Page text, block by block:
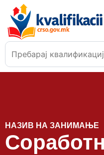
НАЗИВ НА ЗАНИМАЊЕ